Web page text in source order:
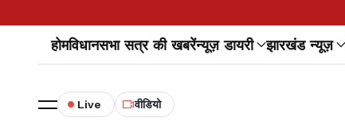
होमविधानसभा सत्र की खबरेंन्यूज़ डायरी झारखंड न्यूज़
Live वीडियो